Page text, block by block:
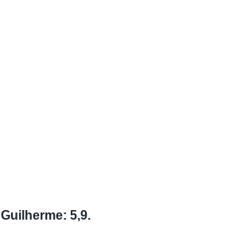
Guilherme: 5,9.